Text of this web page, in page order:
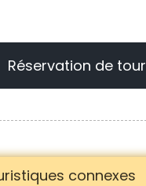
Réservation de tour
connexes